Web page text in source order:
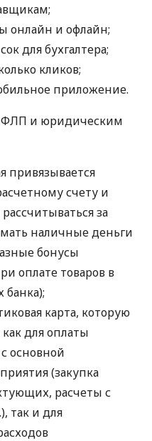
онлайн и офлайн;
для бухгалтера;
кликов;
приложение.
ФЛП и юридическим
привязывается
счету и
за
наличные деньги
бонусы
оплате товаров в
банка);
карта, которую
для оплаты
основной
(закупка
расчеты с
), так и для